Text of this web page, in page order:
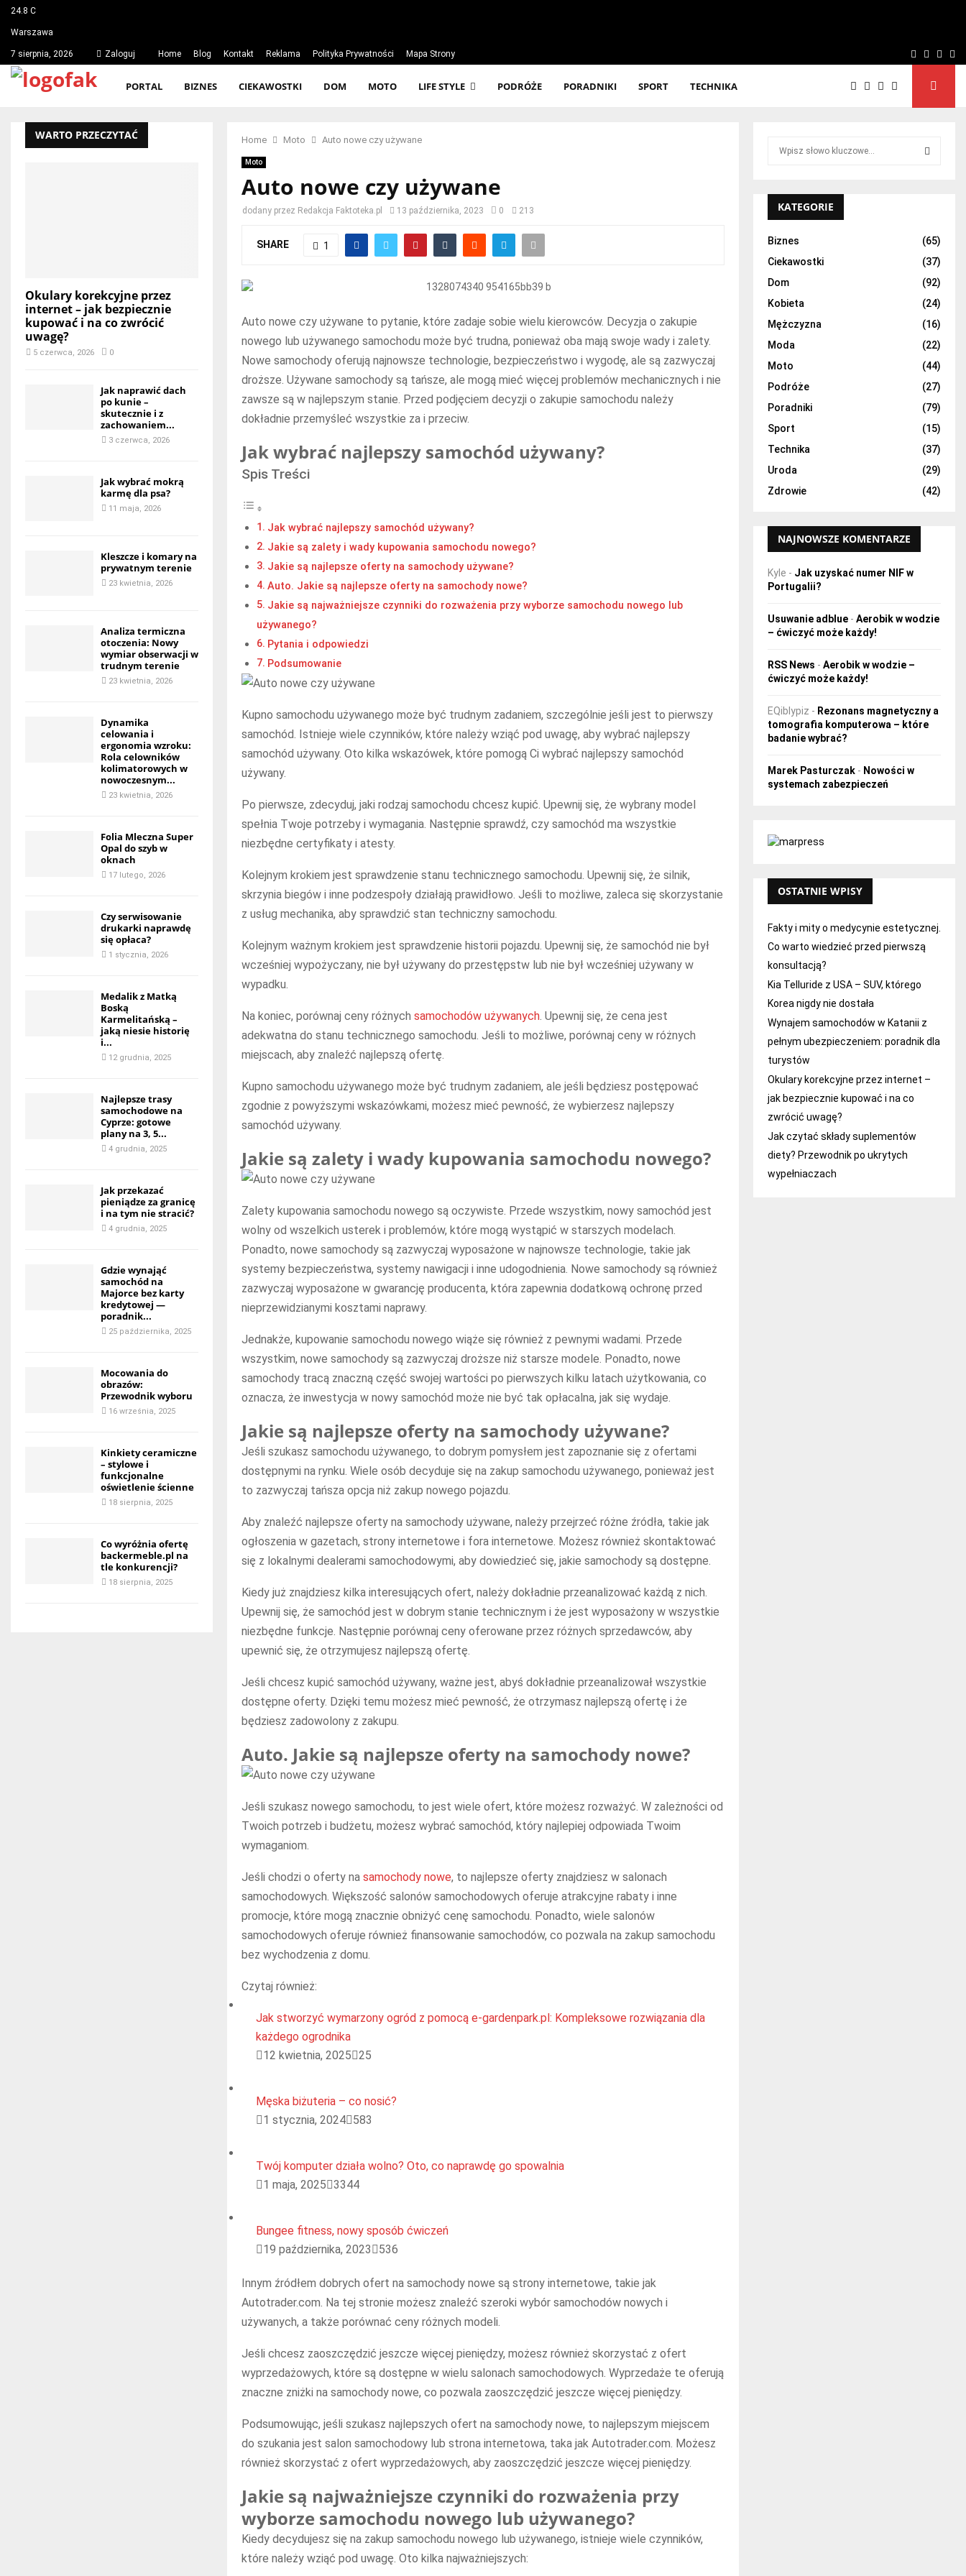
24.8 C
Warszawa
7 sierpnia, 2026 Zaloguj Home Blog Kontakt Reklama Polityka Prywatności Mapa Strony Facebook
Twitter
PORTAL BIZNES CIEKAWOSTKI DOM MOTO LIFE STYLE PODRÓŻE PORADNIKI SPORT TECHNIKA
Home Moto Auto nowe czy używane
Moto
Auto nowe czy używane
dodany przez Redakcja Faktoteka.pl 13 października, 2023 0 213
SHARE 1
Auto nowe czy używane to pytanie, które zadaje sobie wielu kierowców. Decyzja o zakupie
nowego lub używanego samochodu może być trudna, ponieważ oba mają swoje wady i zalety.
Nowe samochody oferują najnowsze technologie, bezpieczeństwo i wygodę, ale są zazwyczaj
droższe. Używane samochody są tańsze, ale mogą mieć więcej problemów mechanicznych i nie
zawsze są w najlepszym stanie. Przed podjęciem decyzji o zakupie samochodu należy
dokładnie przemyśleć wszystkie za i przeciw.
Jak wybrać najlepszy samochód używany?
Spis Treści
Jak wybrać najlepszy samochód używany?
Jakie są zalety i wady kupowania samochodu nowego?
Jakie są najlepsze oferty na samochody używane?
Auto. Jakie są najlepsze oferty na samochody nowe?
Jakie są najważniejsze czynniki do rozważenia przy wyborze samochodu nowego lub
używanego?
Pytania i odpowiedzi
Podsumowanie
Kupno samochodu używanego może być trudnym zadaniem, szczególnie jeśli jest to pierwszy
samochód. Istnieje wiele czynników, które należy wziąć pod uwagę, aby wybrać najlepszy
samochód używany. Oto kilka wskazówek, które pomogą Ci wybrać najlepszy samochód
używany.
Po pierwsze, zdecyduj, jaki rodzaj samochodu chcesz kupić. Upewnij się, że wybrany model
spełnia Twoje potrzeby i wymagania. Następnie sprawdź, czy samochód ma wszystkie
niezbędne certyfikaty i atesty.
Kolejnym krokiem jest sprawdzenie stanu technicznego samochodu. Upewnij się, że silnik,
skrzynia biegów i inne podzespoły działają prawidłowo. Jeśli to możliwe, zaleca się skorzystanie
z usług mechanika, aby sprawdzić stan techniczny samochodu.
Kolejnym ważnym krokiem jest sprawdzenie historii pojazdu. Upewnij się, że samochód nie był
wcześniej wypożyczany, nie był używany do przestępstw lub nie był wcześniej używany w
wypadku.
Na koniec, porównaj ceny różnychsamochodów używanych. Upewnij się, że cena jest
adekwatna do stanu technicznego samochodu. Jeśli to możliwe, porównaj ceny w różnych
miejscach, aby znaleźć najlepszą ofertę.
Kupno samochodu używanego może być trudnym zadaniem, ale jeśli będziesz postępować
zgodnie z powyższymi wskazówkami, możesz mieć pewność, że wybierzesz najlepszy
samochód używany.
Jakie są zalety i wady kupowania samochodu nowego?
Zalety kupowania samochodu nowego są oczywiste. Przede wszystkim, nowy samochód jest
wolny od wszelkich usterek i problemów, które mogą wystąpić w starszych modelach.
Ponadto, nowe samochody są zazwyczaj wyposażone w najnowsze technologie, takie jak
systemy bezpieczeństwa, systemy nawigacji i inne udogodnienia. Nowe samochody są również
zazwyczaj wyposażone w gwarancję producenta, która zapewnia dodatkową ochronę przed
nieprzewidzianymi kosztami naprawy.
Jednakże, kupowanie samochodu nowego wiąże się również z pewnymi wadami. Przede
wszystkim, nowe samochody są zazwyczaj droższe niż starsze modele. Ponadto, nowe
samochody tracą znaczną część swojej wartości po pierwszych kilku latach użytkowania, co
oznacza, że ​​inwestycja w nowy samochód może nie być tak opłacalna, jak się wydaje.
Jakie są najlepsze oferty na samochody używane?
Jeśli szukasz samochodu używanego, to dobrym pomysłem jest zapoznanie się z ofertami
dostępnymi na rynku. Wiele osób decyduje się na zakup samochodu używanego, ponieważ jest
to zazwyczaj tańsza opcja niż zakup nowego pojazdu.
Aby znaleźć najlepsze oferty na samochody używane, należy przejrzeć różne źródła, takie jak
ogłoszenia w gazetach, strony internetowe i fora internetowe. Możesz również skontaktować
się z lokalnymi dealerami samochodowymi, aby dowiedzieć się, jakie samochody są dostępne.
Kiedy już znajdziesz kilka interesujących ofert, należy dokładnie przeanalizować każdą z nich.
Upewnij się, że samochód jest w dobrym stanie technicznym i że jest wyposażony w wszystkie
niezbędne funkcje. Następnie porównaj ceny oferowane przez różnych sprzedawców, aby
upewnić się, że otrzymujesz najlepszą ofertę.
Jeśli chcesz kupić samochód używany, ważne jest, abyś dokładnie przeanalizował wszystkie
dostępne oferty. Dzięki temu możesz mieć pewność, że otrzymasz najlepszą ofertę i że
będziesz zadowolony z zakupu.
Auto. Jakie są najlepsze oferty na samochody nowe?
Jeśli szukasz nowego samochodu, to jest wiele ofert, które możesz rozważyć. W zależności od
Twoich potrzeb i budżetu, możesz wybrać samochód, który najlepiej odpowiada Twoim
wymaganiom.
Jeśli chodzi o oferty nasamochody nowe, to najlepsze oferty znajdziesz w salonach
samochodowych. Większość salonów samochodowych oferuje atrakcyjne rabaty i inne
promocje, które mogą znacznie obniżyć cenę samochodu. Ponadto, wiele salonów
samochodowych oferuje również finansowanie samochodów, co pozwala na zakup samochodu
bez wychodzenia z domu.
Czytaj również:
Jak stworzyć wymarzony ogród z pomocą e-gardenpark.pl: Kompleksowe rozwiązania dla
każdego ogrodnika
12 kwietnia, 2025 25
Męska biżuteria – co nosić?
1 stycznia, 2024 583
Twój komputer działa wolno? Oto, co naprawdę go spowalnia
1 maja, 2025 3344
Bungee fitness, nowy sposób ćwiczeń
19 października, 2023
536
Innym źródłem dobrych ofert na samochody nowe są strony internetowe, takie jak
Autotrader.com. Na tej stronie możesz znaleźć szeroki wybór samochodów nowych i
używanych, a także porównać ceny różnych modeli.
Jeśli chcesz zaoszczędzić jeszcze więcej pieniędzy, możesz również skorzystać z ofert
wyprzedażowych, które są dostępne w wielu salonach samochodowych. Wyprzedaże te oferują
znaczne zniżki na samochody nowe, co pozwala zaoszczędzić jeszcze więcej pieniędzy.
Podsumowując, jeśli szukasz najlepszych ofert na samochody nowe, to najlepszym miejscem
do szukania jest salon samochodowy lub strona internetowa, taka jak Autotrader.com. Możesz
również skorzystać z ofert wyprzedażowych, aby zaoszczędzić jeszcze więcej pieniędzy.
Jakie są najważniejsze czynniki do rozważenia przy
wyborze samochodu nowego lub używanego?
Kiedy decydujesz się na zakup samochodu nowego lub używanego, istnieje wiele czynników,
które należy wziąć pod uwagę. Oto kilka najważniejszych:
WARTO PRZECZYTAĆ
Okulary korekcyjne przez
internet – jak bezpiecznie
kupować i na co zwrócić
uwagę?
5 czerwca, 2026 0
Jak naprawić dach
po kunie –
skutecznie i z
zachowaniem...
3 czerwca, 2026
Jak wybrać mokrą
karmę dla psa?
11 maja, 2026
Kleszcze i komary na
prywatnym terenie
23 kwietnia, 2026
Analiza termiczna
otoczenia: Nowy
wymiar obserwacji w
trudnym terenie
23 kwietnia, 2026
Dynamika
celowania i
ergonomia wzroku:
Rola celowników
kolimatorowych w
nowoczesnym...
23 kwietnia, 2026
Folia Mleczna Super
Opal do szyb w
oknach
17 lutego, 2026
Czy serwisowanie
drukarki naprawdę
się opłaca?
1 stycznia, 2026
Medalik z Matką
Boską
Karmelitańską –
jaką niesie historię
i...
12 grudnia, 2025
Najlepsze trasy
samochodowe na
Cyprze: gotowe
plany na 3, 5...
4 grudnia, 2025
Jak przekazać
pieniądze za granicę
i na tym nie stracić?
4 grudnia, 2025
Gdzie wynająć
samochód na
Majorce bez karty
kredytowej —
poradnik...
25 października, 2025
Mocowania do
obrazów:
Przewodnik wyboru
16 września, 2025
Kinkiety ceramiczne
– stylowe i
funkcjonalne
oświetlenie ścienne
18 sierpnia, 2025
Co wyróżnia ofertę
backermeble.pl na
tle konkurencji?
18 sierpnia, 2025
h
f
r
:
A
R
H
KATEGORIE
Biznes
(65)
Ciekawostki
(37)
Dom
(92)
Kobieta
(24)
Mężczyzna
(16)
Moda
(22)
Moto
(44)
Podróże
(27)
Poradniki
(79)
Sport
(15)
Technika
(37)
Uroda
(29)
Zdrowie
(42)
NAJNOWSZE KOMENTARZE
Kyle - Jak uzyskać numer NIF w
Portugalii?
Usuwanie adblue- Aerobik w wodzie
– ćwiczyć może każdy!
RSS News - Aerobik w wodzie –
ćwiczyć może każdy!
EQiblypiz - Rezonans magnetyczny a
tomografia komputerowa – które
badanie wybrać?
Marek Pasturczak- Nowości w
systemach zabezpieczeń
OSTATNIE WPISY
Fakty i mity o medycynie estetycznej.
Co warto wiedzieć przed pierwszą
konsultacją?
Kia Telluride z USA – SUV, którego
Korea nigdy nie dostała
Wynajem samochodów w Katanii z
pełnym ubezpieczeniem: poradnik dla
turystów
Okulary korekcyjne przez internet –
jak bezpiecznie kupować i na co
zwrócić uwagę?
Jak czytać składy suplementów
diety? Przewodnik po ukrytych
wypełniaczach